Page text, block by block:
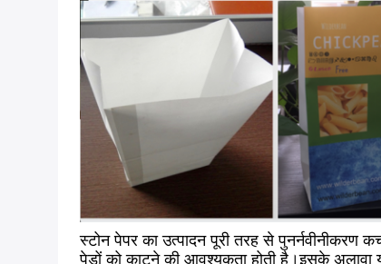
स्टोन पेपर का उत्पादन पूरी तरह से पुनर्नवीनीकरण
पेड़ों को काटने की आवश्यकता होती है।इसके